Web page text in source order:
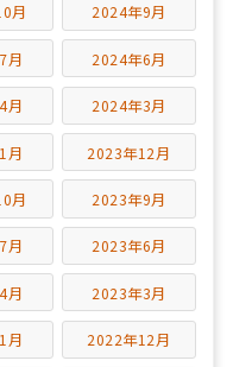
月 2024年9月
月 2024年6月
月 2024年3月
月 2023年12月
月 2023年9月
月 2023年6月
月 2023年3月
月 2022年12月